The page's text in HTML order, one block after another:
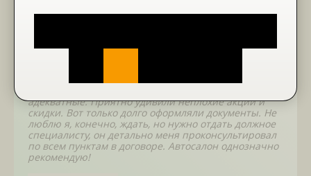
Волгоградский Ац я посетил еще два подобных.
салоне отлично встретили и качественно
адекватные. Приятно удивили неплохие акции и
скидки. Вот только долго оформляли документы. Не
люблю я, конечно, ждать, но нужно отдать должное
специалисту, он детально меня проконсультировал
по всем пунктам в договоре. Автосалон однозначно
рекомендую!